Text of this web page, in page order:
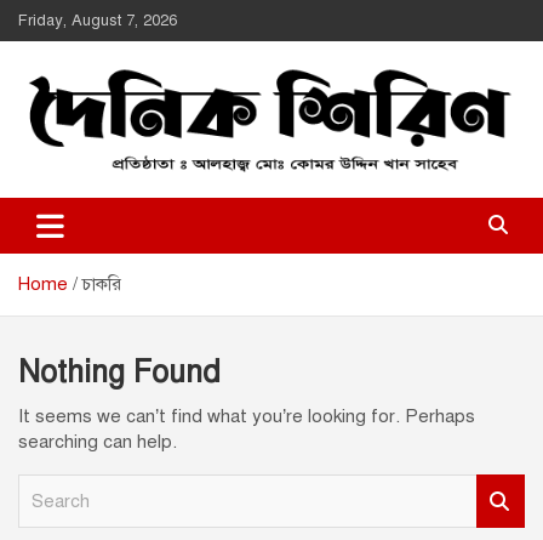
Skip
to
Friday, August 7, 2026
Daily Shirin
Home চাকরি
Nothing Found
It seems we can’t find what you’re looking for. Perhaps
searching can help.